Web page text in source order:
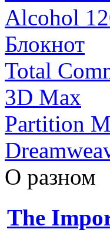
Alcohol
Блокнот
Total
3D Max
Partition
О разном
The